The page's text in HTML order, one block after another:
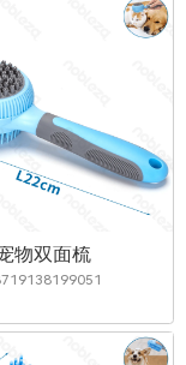
物双面梳